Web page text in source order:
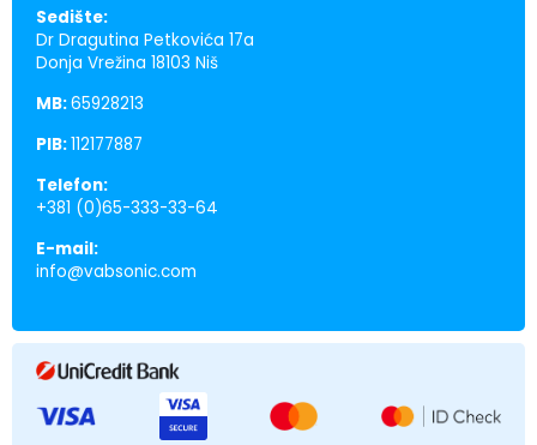
Sedište:
Dr Dragutina Petkovića 17a
Donja Vrežina 18103 Niš
MB:65928213
PIB:112177887
Telefon:
+381 (0)65-333-33-64
E-mail:
info@vabsonic.com